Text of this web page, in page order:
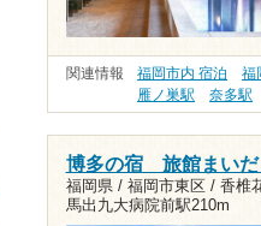
関連情報 福岡市内 宿泊 福
雁ノ巣駅
奈多駅
博多の宿 旅館まいだ
福岡県 / 福岡市東区 / 香椎
馬出九大病院前駅210m